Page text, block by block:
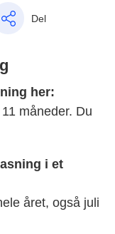
Del
her:
måneder. Du
i et
året, også juli